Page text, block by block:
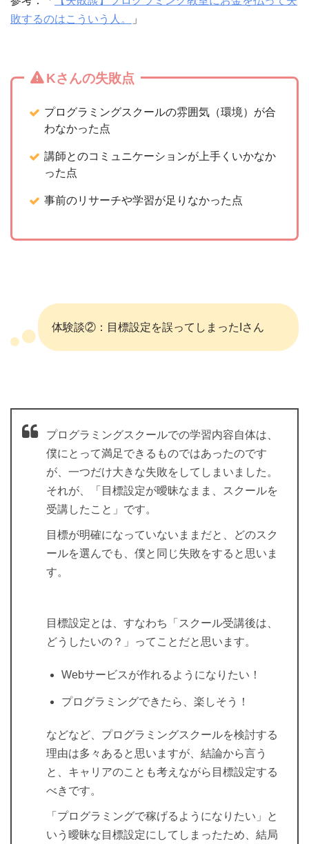
敗するのはこういう人。
」
Kさんの失敗点
プログラミングスクールの雰囲気（環境）が合
わなかった点
講師とのコミュニケーションが上手くいかなか
った点
事前のリサーチや学習が足りなかった点
体験談②：目標設定を誤ってしまったIさん
プログラミングスクールでの学習内容自体は、
僕にとって満足できるものではあったのです
が、一つだけ大きな失敗をしてしまいました。
それが、「目標設定が曖昧なまま、スクールを
受講したこと」です。
目標が明確になっていないままだと、どのスク
ールを選んでも、僕と同じ失敗をすると思いま
す。
目標設定とは、すなわち「スクール受講後は、
どうしたいの？」ってことだと思います。
Webサービスが作れるようになりたい！
プログラミングできたら、楽しそう！
などなど、プログラミングスクールを検討する
理由は多々あると思いますが、結論から言う
と、キャリアのことも考えながら目標設定する
べきです。
「プログラミングで稼げるようになりたい」と
いう曖昧な目標設定にしてしまったため、結局